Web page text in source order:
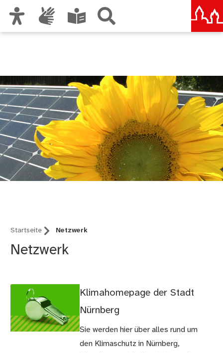
Startseite Netzwerk
Netzwerk
Klimahomepage der Stadt
Nürnberg
Sie werden hier über alles rund um
den Klimaschutz in Nürnberg,